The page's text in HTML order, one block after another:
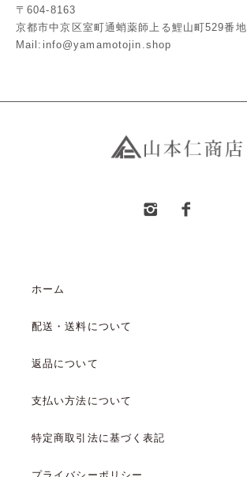
〒604-8163
京都市中京区室町通蛸薬師上る鯉山町529番地
Mail:info@yamamotojin.shop
ホーム
配送・送料について
返品について
支払い方法について
特定商取引法に基づく表記